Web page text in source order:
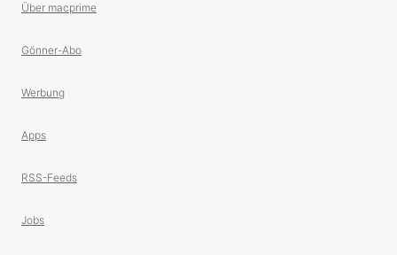
Über macprime
Gönner-Abo
Werbung
Apps
RSS-Feeds
Jobs